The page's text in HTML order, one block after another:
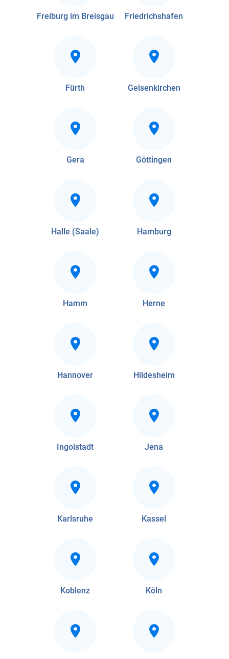
Freiburg im Breisgau Friedrichshafen
Fürth Gelsenkirchen
Gera Göttingen
Halle (Saale) Hamburg
Hamm Herne
Hannover Hildesheim
Ingolstadt Jena
Karlsruhe Kassel
Koblenz Köln